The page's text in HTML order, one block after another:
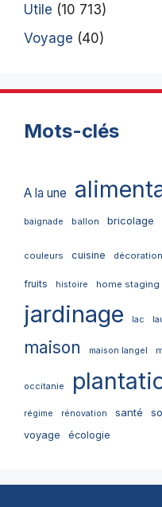
Utile (10 713)
Voyage (40)
Mots-clés
A la une
baignade ballon bricolage
couleurs cuisine décoration
fruits histoire home staging
jardinage lac
maison maison langel
occitanie
régime rénovation santé
voyage écologie